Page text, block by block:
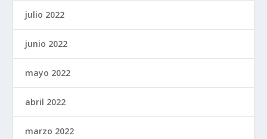
julio 2022
junio 2022
mayo 2022
abril 2022
marzo 2022